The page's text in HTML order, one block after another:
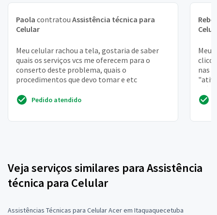
Paola contratou Assistência técnica para
Celular
Meu celular rachou a tela, gostaria de saber
quais os serviços vcs me oferecem para o
conserto deste problema, quais o
procedimentos que devo tomar e etc
Pedido atendido
Meu
clico
nas
Veja serviços similares para Assistência
técnica para Celular
Assistências Técnicas para Celular Acer em Itaquaquecetuba